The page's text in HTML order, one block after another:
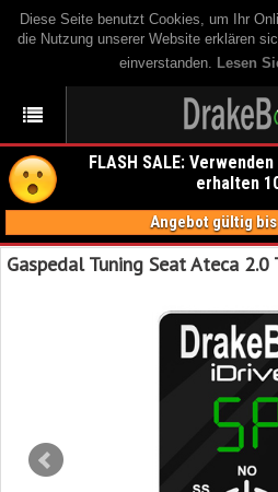
Diese Seite benutzt Cookies, um Ihr
die Nutzung unserer Website erklären
einverstanden. Lesen
FLASH SALE:
erhalten
Angebot gültig
Gaspedal Tuning Seat Ateca 2.0